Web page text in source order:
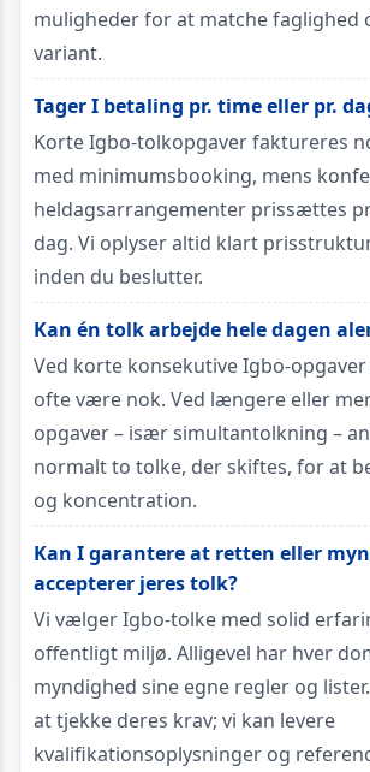
muligheder for at matche faglighed
variant.
Tager I betaling pr. time eller pr.
Korte Igbo-tolkopgaver faktureres
med minimumsbooking, mens
heldagsarrangementer prissættes
dag. Vi oplyser altid klart
inden du beslutter.
Kan én tolk arbejde hele dagen
Ved korte konsekutive Igbo-
ofte være nok. Ved længere eller
opgaver – især simultantolkning –
normalt to tolke, der skiftes, for at
og koncentration.
Kan I garantere at retten eller
accepterer jeres tolk?
Vi vælger Igbo-tolke med solid
offentligt miljø. Alligevel har hver
myndighed sine egne regler og
at tjekke deres krav; vi kan levere
kvalifikationsoplysninger og